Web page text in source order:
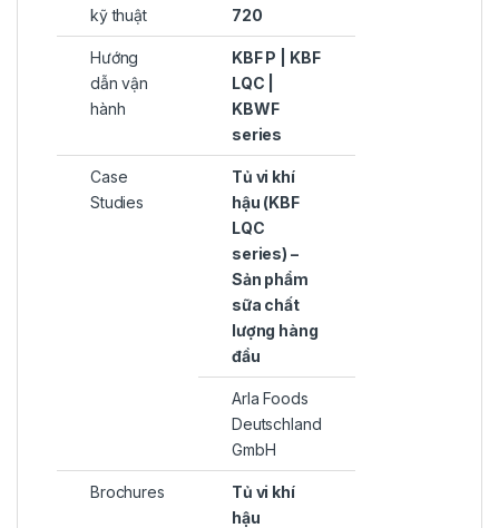
kỹ thuật
720
Hướng
dẫn vận
hành
KBF P | KBF
LQC |
KBWF
series
Case
Studies
Tủ vi khí
hậu (KBF
LQC
series) –
Sản phẩm
sữa chất
lượng hàng
đầu
Arla Foods
Deutschland
GmbH
Brochures
Tủ vi khí
hậu